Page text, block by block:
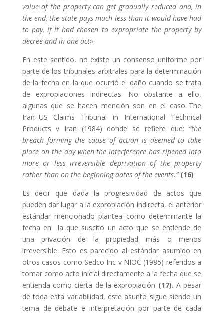
value of the property can get gradually reduced and, in
the end, the state pays much less than it would have had
to pay, if it had chosen to expropriate the property by
decree and in one act».
En este sentido, no existe un consenso uniforme por
parte de los tribunales arbitrales para la determinación
de la fecha en la que ocurrió el daño cuando se trata
de expropiaciones indirectas. No obstante a ello,
algunas que se hacen mención son en el caso The
Iran–US Claims Tribunal in International Technical
Products v Iran (1984) donde se refiere que: “the
breach forming the cause of action is deemed to take
place on the day when the interference has ripened into
more or less irreversible deprivation of the property
rather than on the beginning dates of the events.” (16)
Es decir que dada la progresividad de actos que
pueden dar lugar a la expropiación indirecta, el anterior
estándar mencionado plantea como determinante la
fecha en la que suscitó un acto que se entiende de
una privación de la propiedad más o menos
irreversible. Esto es parecido al estándar asumido en
otros casos como Sedco Inc v NIOC (1985) referidos a
tomar como acto inicial directamente a la fecha que se
entienda como cierta de la expropiación (17). A pesar
de toda esta variabilidad, este asunto sigue siendo un
tema de debate e interpretación por parte de cada